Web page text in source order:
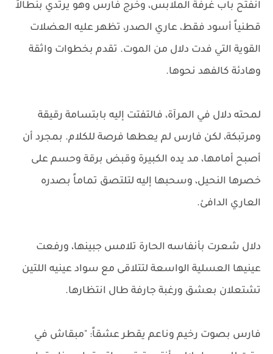
انفتح باب غرفة الملابس، وخرج فارس وهو يرتدي بنطالاً
قطنياً أسود فقط، عاري الصدر، تظهر عليه العضلات
القوية التي فدت دلال من الموت. تقدم بخطوات واثقة
وهادئة كالفهد نحوها.
لمحته دلال في المرآة، فالتفتت إليه بابتسامة رقيقة
ومرتبكة، لكن فارس لم يعطها فرصة للكلام. بمجرد أن
أصبح أمامها، مد يده الكبيرة وقبض برقة وحسم على
خصرها النحيل، وسحبها إليه لتلتصق تماماً بصدره
العاري الدافئ.
دلال شعرت بأنفاسه الحارة تلامس جبينها، ورفعت
عينيها العسلية الواسعة لتتلاقى مع سواد عينيه اللتين
تشتعلان بعشق ورغبة جارفة طال انتظارها.
فارس بصوت رخيم وناعم يقطر عشقاً: "مبقاش في